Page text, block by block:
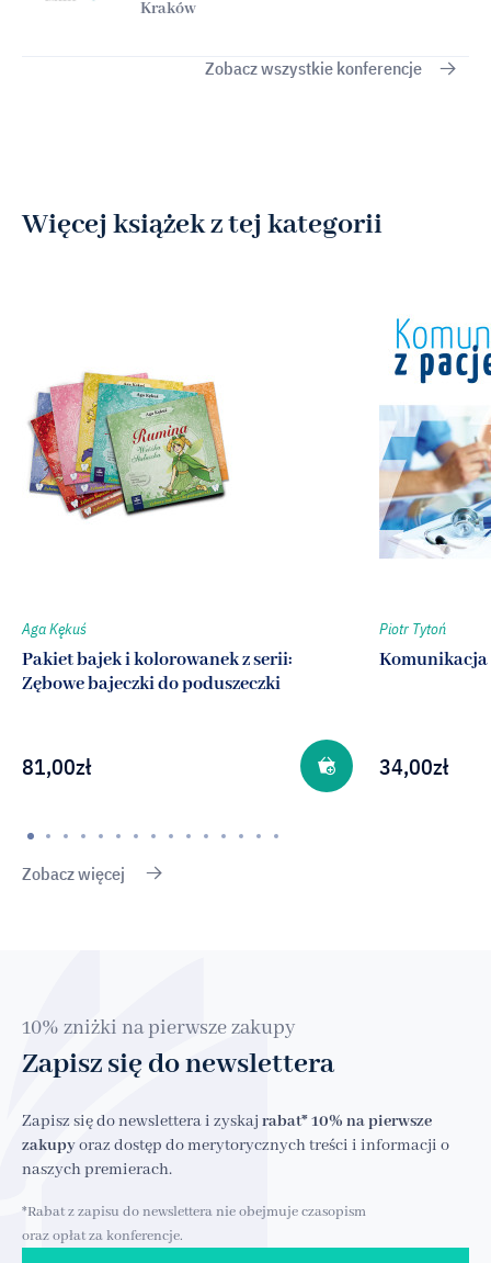
Kraków
Zobacz wszystkie konferencje
Więcej książek z tej kategorii
Aga Kękuś
Pakiet bajek i kolorowanek z serii:
Zębowe bajeczki do poduszeczki
81,00zł
Piotr Tytoń
Komunikacja
34,00zł
Zobacz więcej
10% zniżki na pierwsze zakupy
Zapisz się do newslettera
Zapisz się do newslettera i zyskaj rabat* 10% na pierwsze
zakupyoraz dostęp do merytorycznych treści i informacji o
naszych premierach.
*Rabat z zapisu do newslettera nie obejmuje czasopism
oraz opłat za konferencje.